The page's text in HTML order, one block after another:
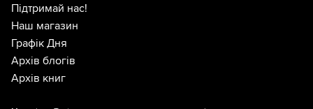
Підтримай нас!
Наш магазин
Графік Дня
Архів блогів
Архів книг